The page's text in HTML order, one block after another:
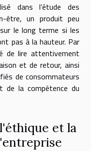
dans l’étude des
être, un produit peu
le long terme si les
pas à la hauteur. Par
de lire attentivement
et de retour, ainsi
de consommateurs
de la compétence du
et la